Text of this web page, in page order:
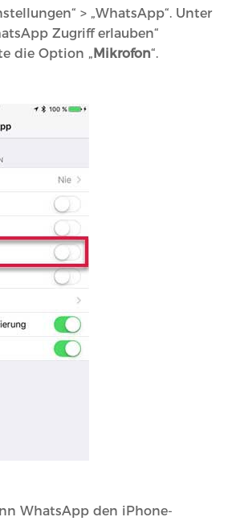
> „WhatsApp“. Unter
Zugriff erlauben“
die Option „ Mikrofon“.
WhatsApp den iPhone-